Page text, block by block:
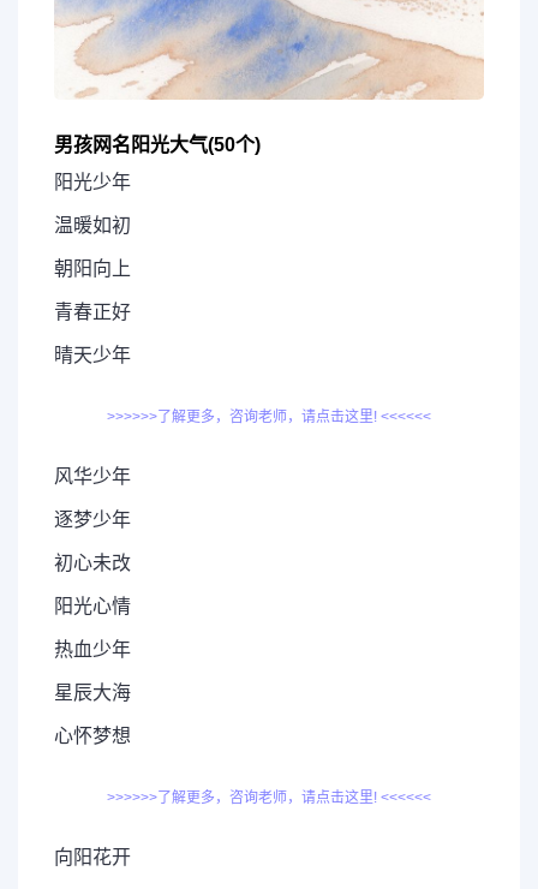
男孩网名阳光大气(50个)
阳光少年
温暖如初
朝阳向上
青春正好
晴天少年
>>>>>>了解更多，咨询老师，请点击这里! <<<<<<
风华少年
逐梦少年
初心未改
阳光心情
热血少年
星辰大海
心怀梦想
>>>>>>了解更多，咨询老师，请点击这里! <<<<<<
向阳花开